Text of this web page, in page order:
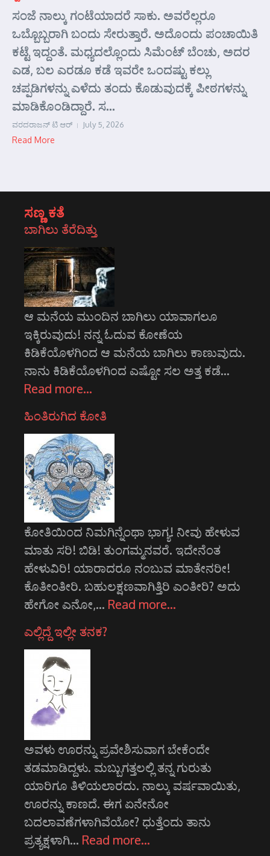
ಸಂಜೆ ನಾಲ್ಕು ಗಂಟೆಯಾದರೆ ಸಾಕು. ಅವರೆಲ್ಲರೂ
ಒಬ್ಬೊಬ್ಬರಾಗಿ ಬಂದು ಸೇರುತ್ತಾರೆ. ಅದೊಂದು ಪಂಚಾಯಿತಿ
ಕಟ್ಟೆ ಇದ್ದಂತೆ. ಮಧ್ಯದಲ್ಲೊಂದು ಸಿಮೆಂಟ್ ಬೆಂಚು, ಅದರ
ಎಡ, ಬಲ ಎರಡೂ ಕಡೆ ಇವರೇ ಒಂದಷ್ಟು ಕಲ್ಲು
ಚಪ್ಪಡಿಗಳನ್ನು ಎಳೆದು ತಂದು ಕೊಡುವುದಕ್ಕೆ ಪೀಠಗಳನ್ನು
ಮಾಡಿಕೊಂಡಿದ್ದಾರೆ. ಸ...
ವರದರಾಜನ್ ಟಿ ಆರ್ July 5, 2026
Read More
ಸಣ್ಣ ಕತೆ
ಬಾಗಿಲು ತೆರೆದಿತ್ತು
ಆ ಮನೆಯ ಮುಂದಿನ ಬಾಗಿಲು ಯಾವಾಗಲೂ
ಇಕ್ಕಿರುವುದು! ನನ್ನ ಓದುವ ಕೋಣೆಯ
ಕಿಡಿಕೆಯೊಳಗಿಂದ ಆ ಮನೆಯ ಬಾಗಿಲು ಕಾಣುವುದು.
ನಾನು ಕಿಡಿಕೆಯೊಳಗಿಂದ ಎಷ್ಟೋ ಸಲ ಅತ್ತ ಕಡೆ…
Read more…
ಹಿಂತಿರುಗಿದ ಕೋತಿ
ಕೋತಿಯಿಂದ ನಿಮಗಿನ್ನೆಂಥಾ ಭಾಗ್ಯ! ನೀವು ಹೇಳುವ
ಮಾತು ಸರಿ! ಬಿಡಿ! ತುಂಗಮ್ಮನವರೆ. ಇದೇನೆಂತ
ಹೇಳುವಿರಿ! ಯಾರಾದರೂ ನಂಬುವ ಮಾತೇನರೀ!
ಕೊತೀಂತೀರಿ. ಬಹುಲಕ್ಷಣವಾಗಿತ್ತಿರಿ ಎಂತೀರಿ? ಅದು
ಹೇಗೋ ಎನೋ,… Read more…
ಎಲ್ಲಿದ್ದೆ ಇಲ್ಲೀ ತನಕ?
ಅವಳು ಊರನ್ನು ಪ್ರವೇಶಿಸುವಾಗ ಬೇಕೆಂದೇ
ತಡಮಾಡಿದ್ದಳು. ಮಬ್ಬುಗತ್ತಲಲ್ಲಿ ತನ್ನ ಗುರುತು
ಯಾರಿಗೂ ತಿಳಿಯಲಾರದು. ನಾಲ್ಕು ವರ್ಷವಾಯಿತು,
ಊರನ್ನು ಕಾಣದೆ. ಈಗ ಏನೇನೋ
ಬದಲಾವಣೆಗಳಾಗಿವೆಯೋ? ಧುತ್ತೆಂದು ತಾನು
ಪ್ರತ್ಯಕ್ಷಳಾಗಿ… Read more…